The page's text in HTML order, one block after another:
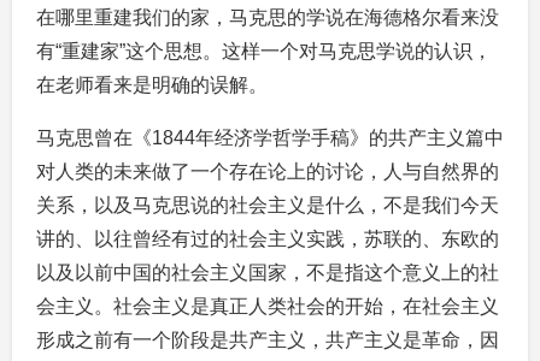
在哪里重建我们的家，马克思的学说在海德格尔看来没
有“重建家”这个思想。这样一个对马克思学说的认识，
在老师看来是明确的误解。
马克思曾在《1844年经济学哲学手稿》的共产主义篇中
对人类的未来做了一个存在论上的讨论，人与自然界的
关系，以及马克思说的社会主义是什么，不是我们今天
讲的、以往曾经有过的社会主义实践，苏联的、东欧的
以及以前中国的社会主义国家，不是指这个意义上的社
会主义。社会主义是真正人类社会的开始，在社会主义
形成之前有一个阶段是共产主义，共产主义是革命，因